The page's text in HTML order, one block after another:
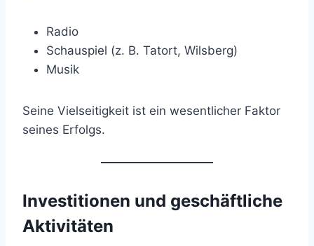
Radio
Schauspiel (z. B. Tatort, Wilsberg)
Musik
Seine Vielseitigkeit ist ein wesentlicher Faktor
seines Erfolgs.
Investitionen und geschäftliche
Aktivitäten